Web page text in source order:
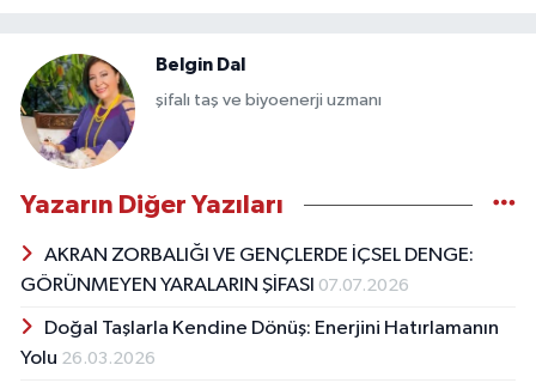
Belgin Dal
şifalı taş ve biyoenerji uzmanı
Yazarın Diğer Yazıları
AKRAN ZORBALIĞI VE GENÇLERDE İÇSEL DENGE:
GÖRÜNMEYEN YARALARIN ŞİFASI 07.07.2026
Doğal Taşlarla Kendine Dönüş: Enerjini Hatırlamanın
Yolu 26.03.2026